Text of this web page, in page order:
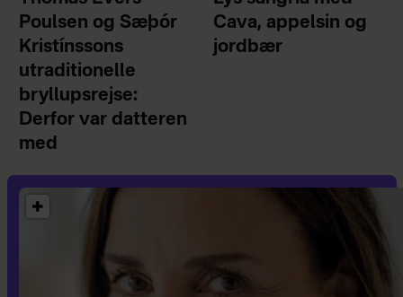
Poulsen og Sæþór
Kristínssons
utraditionelle
bryllupsrejse:
Derfor var datteren
med
Cava, appelsin og
jordbær